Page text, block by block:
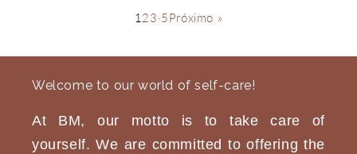
1 23·5Próximo »
Welcome to our world of self-care!
At BM, our motto is to take care of
yourself. We are committed to offering the